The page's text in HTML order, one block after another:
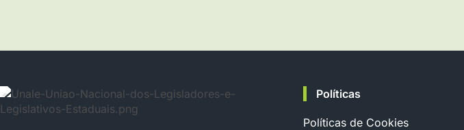
Políticas
Políticas de Cookies